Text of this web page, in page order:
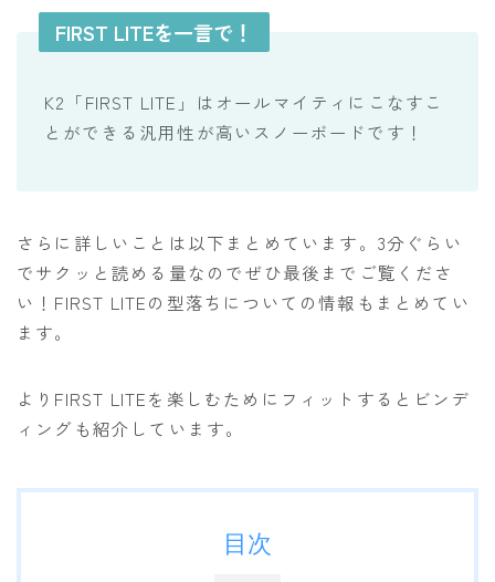
NIDECKER
Now
RIDE
YES
YONEX
BURTON
DEELUXE
FIRST LITEを一言で！
K2「FIRST LITE」はオールマイティにこなすこ
とができる汎用性が高いスノーボードです！
さらに詳しいことは以下まとめています。3分ぐらい
でサクッと読める量なのでぜひ最後までご覧くださ
い！FIRST LITEの型落ちについての情報もまとめてい
ます。
よりFIRST LITEを楽しむためにフィットするとビンデ
ィングも紹介しています。
目次